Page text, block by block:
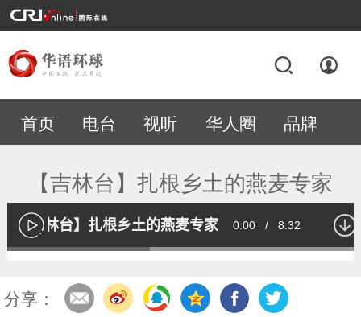
首页 电台 视听 华人圈 品牌
专题【吉林台】扎根乡土的燕麦专家
播
放
【吉林台】扎根乡土的燕麦专家 Current
0:00 / Duration
8:32
Loaded:
分享：